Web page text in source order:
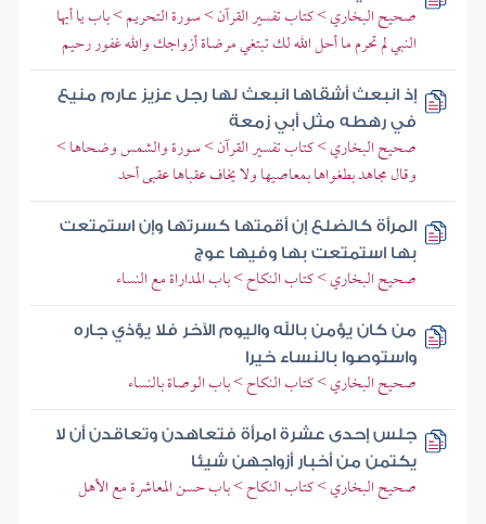
صحيح البخاري > كتاب تفسير القرآن > سورة التحريم > باب يا أيها
النبي لم تحرم ما أحل الله لك تبتغي مرضاة أزواجك والله غفور رحيم
إذ انبعث أشقاها انبعث لها رجل عزيز عارم منيع
في رهطه مثل أبي زمعة
صحيح البخاري > كتاب تفسير القرآن > سورة والشمس وضحاها >
وقال مجاهد بطغواها بمعاصيها ولا يخاف عقباها عقبى أحد
المرأة كالضلع إن أقمتها كسرتها وإن استمتعت
بها استمتعت بها وفيها عوج
صحيح البخاري > كتاب النكاح > باب المداراة مع النساء
من كان يؤمن بالله واليوم الآخر فلا يؤذي جاره
واستوصوا بالنساء خيرا
صحيح البخاري > كتاب النكاح > باب الوصاة بالنساء
جلس إحدى عشرة امرأة فتعاهدن وتعاقدن أن لا
يكتمن من أخبار أزواجهن شيئا
صحيح البخاري > كتاب النكاح > باب حسن المعاشرة مع الأهل